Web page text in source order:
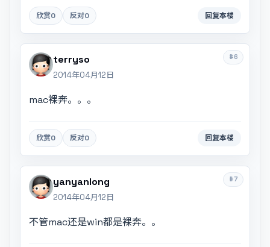
欣赏0 反对0 回复本楼
#6
terryso
2014年04月12日
mac裸奔。。。
欣赏0 反对0 回复本楼
#7
yanyanlong
2014年04月12日
不管mac还是win都是裸奔。。